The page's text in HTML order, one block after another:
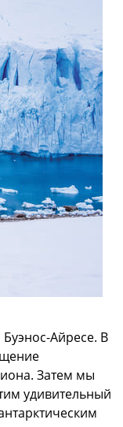
Айресе. В
Затем мы
удивительный